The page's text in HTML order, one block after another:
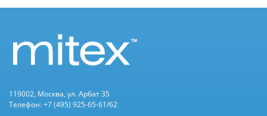
119002, Москва, ул. Арбат 35
Телефон: +7 (495) 925-65-61/62